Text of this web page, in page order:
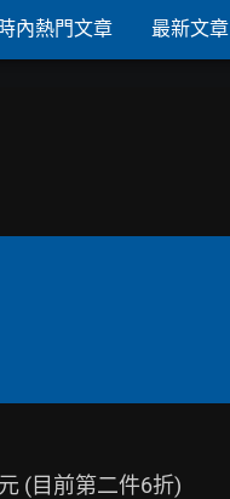
內熱門文章 最新文章
(目前第二件6折)